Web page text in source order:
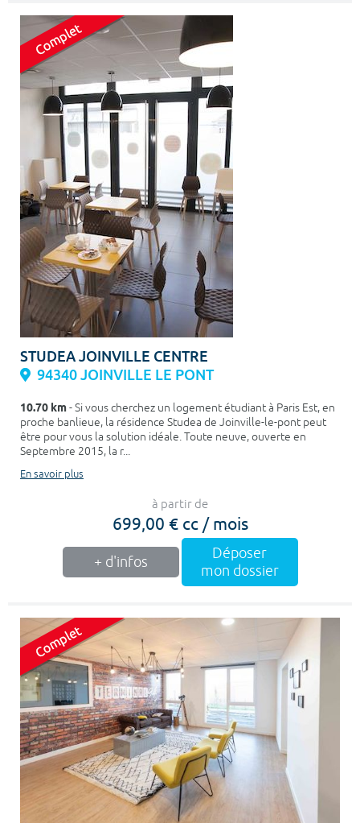
STUDEA JOINVILLE CENTRE
94340 JOINVILLE LE PONT
10.70 km- Si vous cherchez un logement étudiant à Paris Est, en
proche banlieue, la résidence Studea de Joinville-le-pont peut
être pour vous la solution idéale. Toute neuve, ouverte en
Septembre 2015, la r...
En savoir plus
à partir de
699,00 € cc / mois
+ d'infos
Déposer
mon dossier